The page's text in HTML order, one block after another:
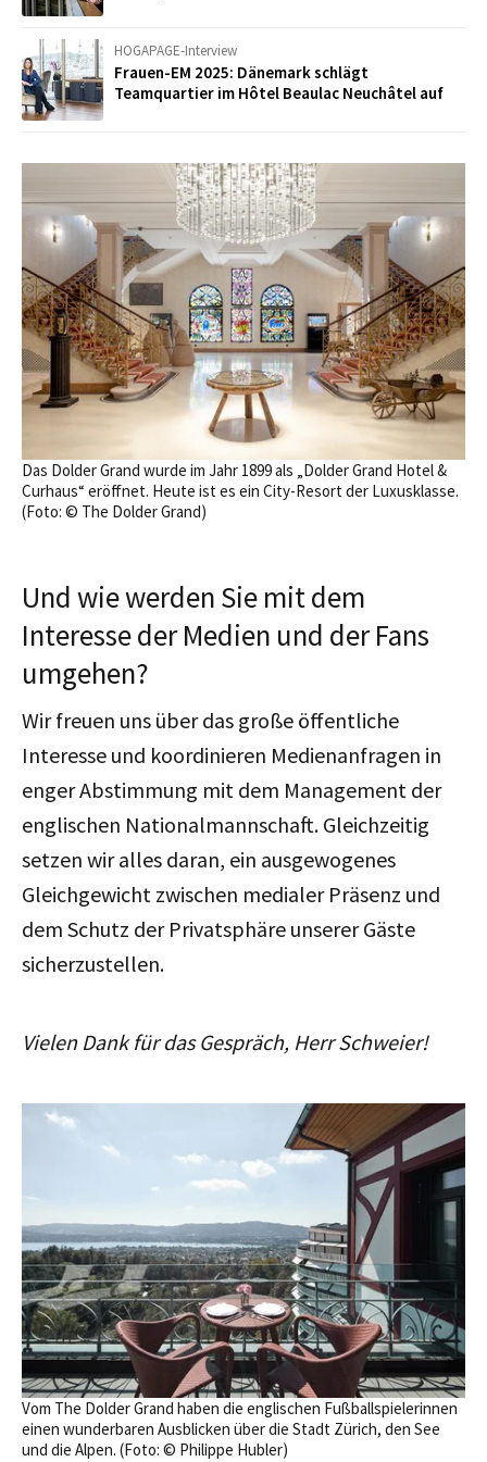
HOGAPAGE-Interview
Frauen-EM 2025: Dänemark schlägt
Teamquartier im Hôtel Beaulac Neuchâtel auf
Das Dolder Grand wurde im Jahr 1899 als „Dolder Grand Hotel &
Curhaus“ eröffnet. Heute ist es ein City-Resort der Luxusklasse.
(Foto: © The Dolder Grand)
Und wie werden Sie mit dem
Interesse der Medien und der Fans
umgehen?
Wir freuen uns über das große öffentliche
Interesse und koordinieren Medienanfragen in
enger Abstimmung mit dem Management der
englischen Nationalmannschaft. Gleichzeitig
setzen wir alles daran, ein ausgewogenes
Gleichgewicht zwischen medialer Präsenz und
dem Schutz der Privatsphäre unserer Gäste
sicherzustellen.
Vielen Dank für das Gespräch, Herr Schweier!
Vom The Dolder Grand haben die englischen Fußballspielerinnen
einen wunderbaren Ausblicken über die Stadt Zürich, den See
und die Alpen. (Foto: © Philippe Hubler)